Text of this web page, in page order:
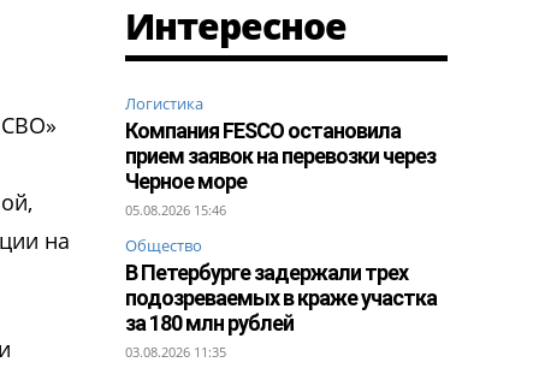
СВО»
на
Интересное
Логистика
Компания FESCO остановила
прием заявок на перевозки через
Черное море
05.08.2026 15:46
Общество
В Петербурге задержали трех
подозреваемых в краже участка
за 180 млн рублей
03.08.2026 11:35